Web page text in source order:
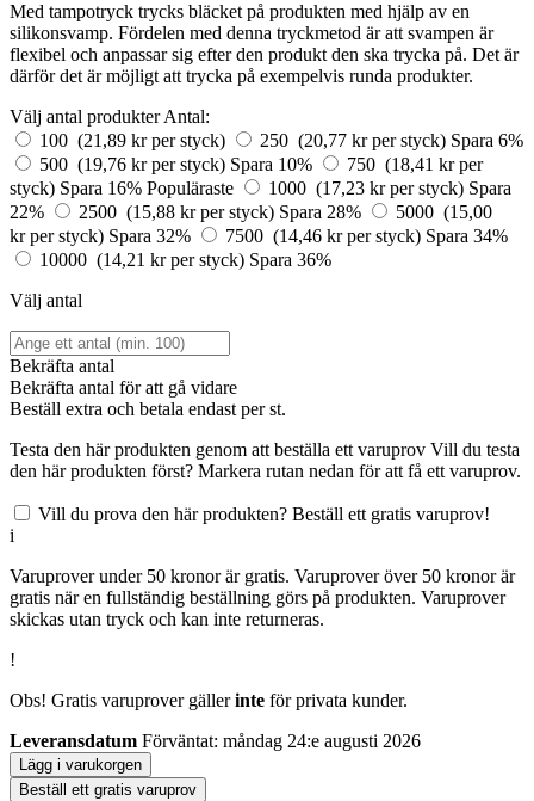
Med tampotryck trycks bläcket på produkten med hjälp av en
silikonsvamp. Fördelen med denna tryckmetod är att svampen är
flexibel och anpassar sig efter den produkt den ska trycka på. Det är
därför det är möjligt att trycka på exempelvis runda produkter.
Välj antal produkterAntal:
100 (21,89 kr per styck)
250 (20,77 kr per styck) Spara 6%
500 (19,76 kr per styck) Spara 10%
750 (18,41 kr per
styck) Spara 16% Populäraste 1000 (17,23 kr per styck) Spara
22%
2500 (15,88 kr per styck) Spara 28%
5000 (15,00
kr per styck) Spara 32% 7500 (14,46 kr per styck) Spara 34%
10000 (14,21 kr per styck) Spara 36%
Välj antal
Bekräfta antal
Bekräfta antal för att gå vidare
Beställ extra och betala endastper st.
Testa den här produkten genom att beställa ett varuprov Vill du testa
den här produkten först? Markera rutan nedan för att få ett varuprov.
Vill du prova den här produkten? Beställ ett gratis varuprov!
i
Varuprover under 50 kronor är gratis. Varuprover över 50 kronor är
gratis när en fullständig beställning görs på produkten. Varuprover
skickas utan tryck och kan inte returneras.
!
Obs! Gratis varuprover gällerinte för privata kunder.
Leveransdatum Förväntat: måndag 24:e augusti 2026
Lägg i varukorgen
Beställ ett gratis varuprov